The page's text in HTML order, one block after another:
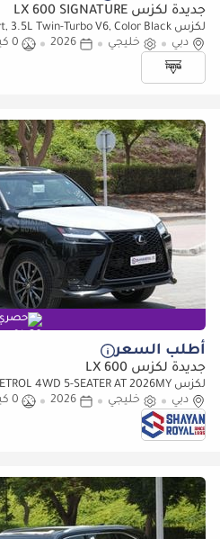
جديدة لكزس LX 600 SIGNATURE
لكزس LX 600 SIGNATURE Turbo Sport, 3.5L Twin-Turbo V6, Color Black
دبي
خليجي 2026
0 كيلومتر
أطلب السعر
جديدة لكزس LX 600
لكزس LX 600 F-SPORT 3.5L V6 PETROL 4WD 5-SEATER AT 2026MY
دبي
خليجي 2026
0 كيلومتر